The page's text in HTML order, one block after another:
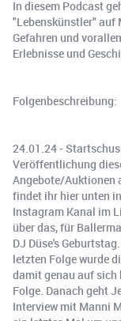
In diesem Podcast
"Lebenskünstler" auf
Gefahren und
Erlebnisse und
Folgenbeschreibung:
24.01.24 -
Veröffentlichung
Angebote/Auktionen
findet ihr hier unten
Instagram Kanal im
über das, für
DJ Düse's
letzten Folge wurde
damit genau auf sich
Folge. Danach geht
Interview mit Manni